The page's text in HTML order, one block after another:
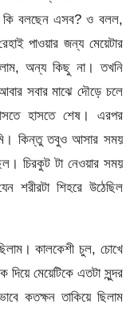
কি বলছেন এসব? ও বলল,
পাওয়ার জন্য মেয়েটার
অন্য কিছু না। তখনি
সবার মাঝে দৌড়ে চলে
হাসতে শেষ। এরপর
কিন্তু তবুও আসার সময়
চিরকুট টা নেওয়ার সময়
শরীরটা শিহরে উঠেছিল
কালকেশী চুল, চোখে
দিয়ে মেয়েটিকে এতটা সুন্দর
কতক্ষন তাকিয়ে ছিলাম